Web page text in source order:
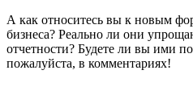
А как относитесь вы к новым
бизнеса? Реально ли они
отчетности? Будете ли вы ими
пожалуйста, в комментариях!